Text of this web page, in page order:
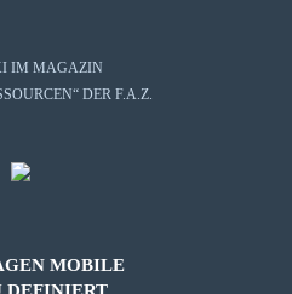
IM MAGAZIN
DER F.A.Z.
MOBILE